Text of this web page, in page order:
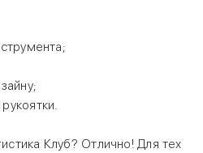
Клуб? Отлично! Для тех